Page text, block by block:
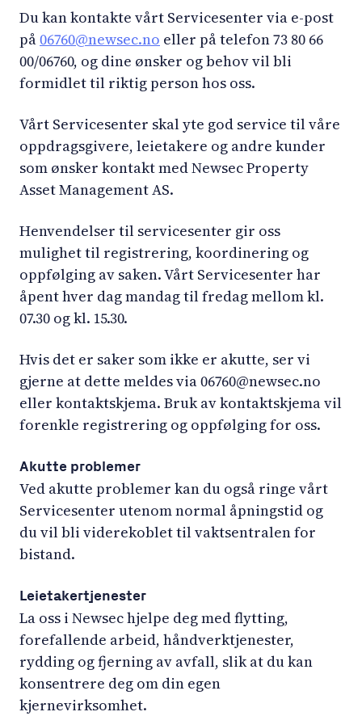
Du kan kontakte vårt Servicesenter via e-post
på06760@newsec.no eller på telefon 73 80 66
00/06760, og dine ønsker og behov vil bli
formidlet til riktig person hos oss.
Vårt Servicesenter skal yte god service til våre
oppdragsgivere, leietakere og andre kunder
som ønsker kontakt med Newsec Property
Asset Management AS.
Henvendelser til servicesenter gir oss
mulighet til registrering, koordinering og
oppfølging av saken. Vårt Servicesenter har
åpent hver dag mandag til fredag mellom kl.
07.30 og kl. 15.30.
Hvis det er saker som ikke er akutte, ser vi
gjerne at dette meldes via 06760@newsec.no
eller kontaktskjema. Bruk av kontaktskjema vil
forenkle registrering og oppfølging for oss.
Akutte problemer
Ved akutte problemer kan du også ringe vårt
Servicesenter utenom normal åpningstid og
du vil bli viderekoblet til vaktsentralen for
bistand.
Leietakertjenester
La oss i Newsec hjelpe deg med flytting,
forefallende arbeid, håndverktjenester,
rydding og fjerning av avfall, slik at du kan
konsentrere deg om din egen
kjernevirksomhet.